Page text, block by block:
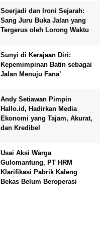
Soerjadi dan Ironi Sejarah:
Sang Juru Buka Jalan yang
Tergerus oleh Lorong Waktu
Sunyi di Kerajaan Diri:
Kepemimpinan Batin sebagai
Jalan Menuju Fana’
Andy Setiawan Pimpin
Hallo.id, Hadirkan Media
Ekonomi yang Tajam, Akurat,
dan Kredibel
Usai Aksi Warga
Gulomantung, PT HRM
Klarifikasi Pabrik Kaleng
Bekas Belum Beroperasi